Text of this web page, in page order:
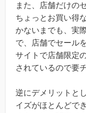
また、店舗だけの
ちょっとお買い得
かないまでも、実
で、店舗でセール
サイトで店舗限定
されているので要
逆にデメリットと
イズがほとんどで